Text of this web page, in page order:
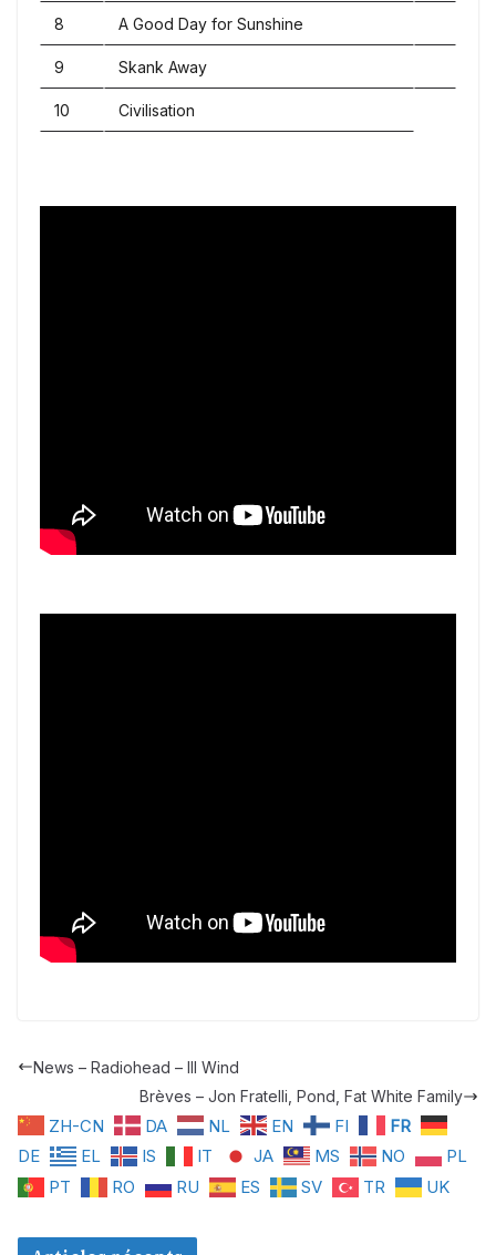
8 A Good Day for Sunshine
9 Skank Away
10 Civilisation
News – Radiohead – Ill Wind
Brèves – Jon Fratelli, Pond, Fat White Family
ZH-CN DA NL EN FI
FR
DE
EL IS IT JA MS NO
PL
PT
RO RU ES SV TR UK